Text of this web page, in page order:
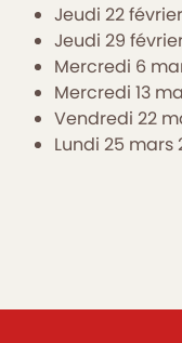
Jeudi 22
Jeudi 29
Mercredi 6
Mercredi 13
Vendredi 22
Lundi 25 mars